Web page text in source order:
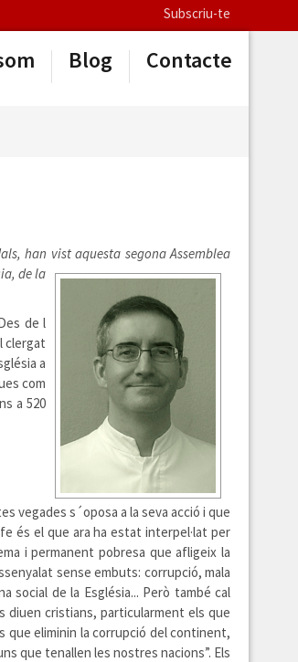
Subscriu-te
Blog Contacte
han vist aquesta segona Assemblea
de la
de l
clergat
a
com
a 520
vegades s´oposa a la seva acció i que
és el que ara ha estat interpel·lat per
i permanent pobresa que afligeix la
sense embuts: corrupció, mala
social de la Església... Però també cal
diuen cristians, particularment els que
que eliminin la corrupció del continent,
que tenallen les nostres nacions”. Els